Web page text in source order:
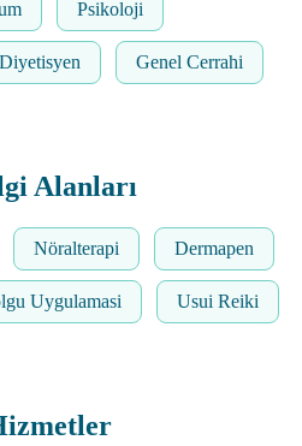
Psikoloji
Diyetisyen Genel Cerrahi
Alanları
Nöralterapi Dermapen
Uygulamasi Usui Reiki